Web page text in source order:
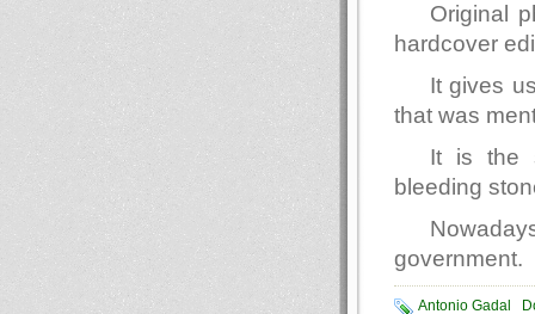
Original
hardcover
It gives
that was
It is the
bleeding
government.
Antonio Gadal